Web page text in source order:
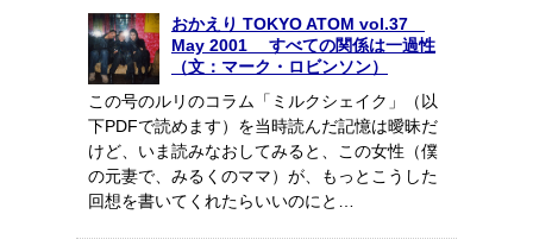
おかえり TOKYO ATOM vol.37
May 2001 すべての関係は一過性
（文：マーク・ロビンソン）
この号のルリのコラム「ミルクシェイク」（以
下PDFで読めます）を当時読んだ記憶は曖昧だ
けど、いま読みなおしてみると、この女性（僕
の元妻で、みるくのママ）が、もっとこうした
回想を書いてくれたらいいのにと…